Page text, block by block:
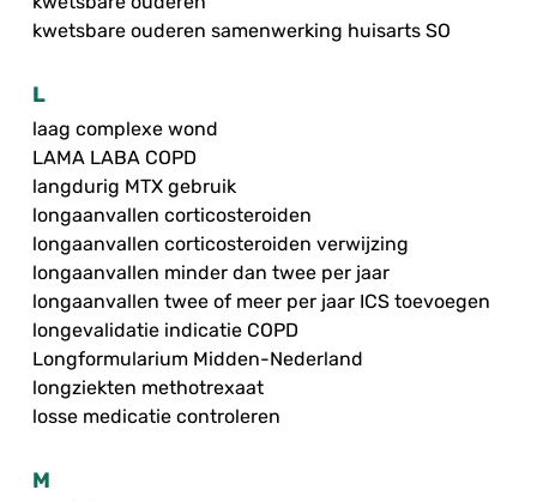
kwetsbare ouderen samenwerking huisarts SO
L
laag complexe wond
LAMA LABA COPD
langdurig MTX gebruik
longaanvallen corticosteroiden
longaanvallen corticosteroiden verwijzing
longaanvallen minder dan twee per jaar
longaanvallen twee of meer per jaar ICS toevoegen
longevalidatie indicatie COPD
Longformularium Midden-Nederland
longziekten methotrexaat
losse medicatie controleren
M